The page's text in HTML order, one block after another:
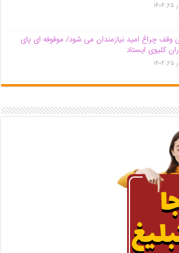
وقف چراغ امید نیازمندان می شود/ موقوفه ای پای
کلیوی ایستاد